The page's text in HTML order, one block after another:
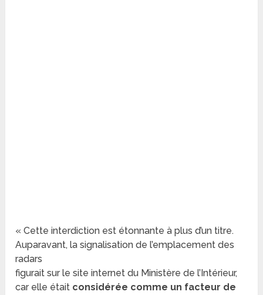
« Cette interdiction est étonnante à plus d’un titre.
Auparavant, la signalisation de l’emplacement des
radars
figurait sur le site internet du Ministère de l’Intérieur,
car elle était considérée comme un facteur de